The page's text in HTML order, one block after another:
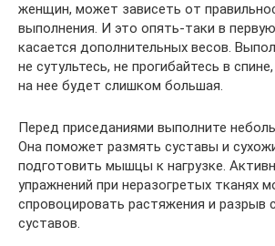
женщин, может зависеть от
выполнения. И это опять-таки в
касается дополнительных весов.
не сутультесь, не прогибайтесь в
на нее будет слишком большая.
Перед приседаниями выполните
Она поможет размять суставы и
подготовить мышцы к нагрузке.
упражнений при неразогретых тканях
спровоцировать растяжения и разрыв
суставов.